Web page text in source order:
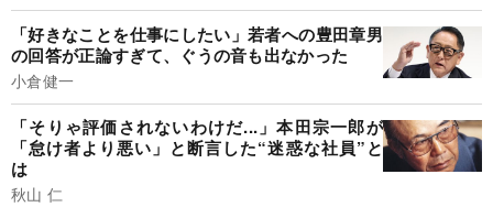
「好きなことを仕事にしたい」若者への豊田章男
の回答が正論すぎて、ぐうの音も出なかった
小倉健一
「そりゃ評価されないわけだ...」本田宗一郎が
「怠け者より悪い」と断言した“迷惑な社員”と
は
秋山 仁